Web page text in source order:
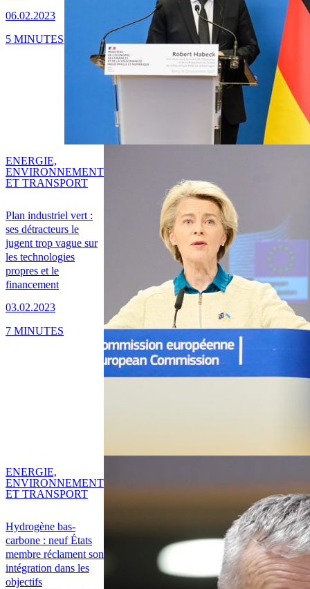
06.02.2023
5 MINUTES
Plan industriel vert :
ses détracteurs le
jugent trop vague sur
les technologies
propres et le
financement
03.02.2023
ENERGIE,
ENVIRONNEMENT
ET TRANSPORT
7 MINUTES
Hydrogène bas-
carbone : neuf États
membre réclament son
intégration dans les
objectifs
ENERGIE,
ENVIRONNEMENT
ET TRANSPORT